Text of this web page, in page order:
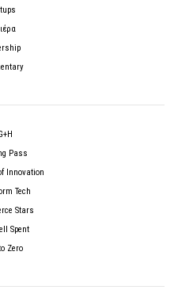
Pass
Innovation
Tech
Stars
Spent
Zero